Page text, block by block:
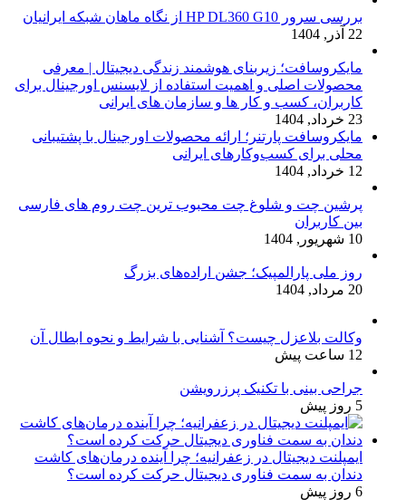
بررسی سرور HP DL360 G10 از نگاه ماهان شبکه ایرانیان
22 آذر, 1404
مایکروسافت؛ زیربنای هوشمند زندگی دیجیتال | معرفی
محصولات اصلی و اهمیت استفاده از لایسنس اورجینال برای
کاربران، کسب و کار ها و سازمان های ایرانی
23 خرداد, 1404
مایکروسافت پارتنر؛ ارائه محصولات اورجینال با پشتیبانی
محلی برای کسب‌وکارهای ایرانی
12 خرداد, 1404
پرشین چت و شلوغ چت محبوب ترین چت روم های فارسی
بین کاربران
10 شهریور, 1404
روز ملی پارالمپیک؛ جشن اراده‌های بزرگ
20 مرداد, 1404
وکالت بلاعزل چیست؟ آشنایی با شرایط و نحوه ابطال آن
12 ساعت پیش
جراحی بینی با تکنیک پرزرویشن
5 روز پیش
ایمپلنت دیجیتال در زعفرانیه؛ چرا آینده درمان‌های کاشت
دندان به سمت فناوری دیجیتال حرکت کرده است؟
6 روز پیش